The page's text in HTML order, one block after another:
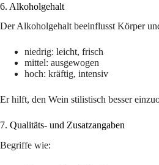
6. Alkoholgehalt
Der Alkoholgehalt beeinflusst Körper
niedrig: leicht, frisch
mittel: ausgewogen
hoch: kräftig, intensiv
Er hilft, den Wein stilistisch besser
7. Qualitäts- und Zusatzangaben
Begriffe wie: